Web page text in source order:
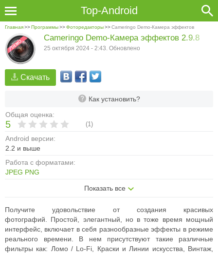
Top-Android
Главная>>Программы>>Фоторедакторы>>Cameringo Demo-Камера эффектов
Скачать
Как установить?
Общая оценка:
5 (1)
Android версии:
2.2 и выше
Работа с форматами:
JPEG PNG
Показать все
Cameringo Demo-Камера эффектов 2.9.8
25 октября 2024 - 2:43. Обновлено
Получите удовольствие от создания красивых
фотографий. Простой, элегантный, но в тоже время мощный
интерфейс, включает в себя разнообразные эффекты в режиме
реального времени. В нем присутствуют такие различные
фильтры как: Ломо / Lo-Fi, Краски и Линии искусства, Винтаж,